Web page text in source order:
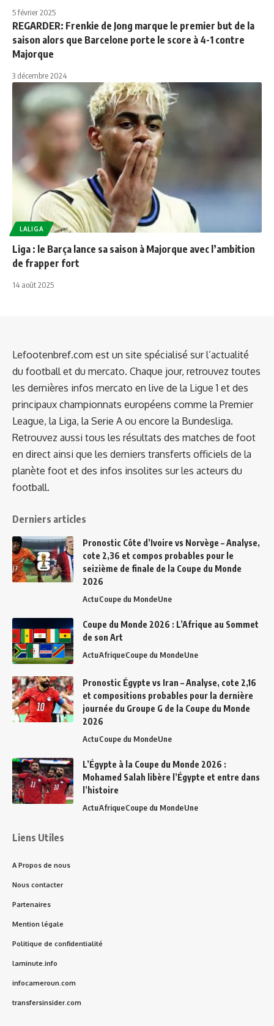
5 février 2025
REGARDER: Frenkie de Jong marque le premier but de la
saison alors que Barcelone porte le score à 4-1 contre
Majorque
3 décembre 2024
LALIGA
Liga : le Barça lance sa saison à Majorque avec l’ambition
de frapper fort
14 août 2025
Lefootenbref.com est un site spécialisé sur l’actualité
du football et du mercato. Chaque jour, retrouvez toutes
les dernières infos mercato en live de la Ligue 1 et des
principaux championnats européens comme la Premier
League, la Liga, la Serie A ou encore la Bundesliga.
Retrouvez aussi tous les résultats des matches de foot
en direct ainsi que les derniers transferts officiels de la
planète foot et des infos insolites sur les acteurs du
football.
Derniers articles
Pronostic Côte d’Ivoire vs Norvège – Analyse,
cote 2,36 et compos probables pour le
seizième de finale de la Coupe du Monde
2026
ActuCoupe du MondeUne
Coupe du Monde 2026 : L’Afrique au Sommet
de son Art
ActuAfriqueCoupe du MondeUne
Pronostic Égypte vs Iran – Analyse, cote 2,16
et compositions probables pour la dernière
journée du Groupe G de la Coupe du Monde
2026
ActuCoupe du MondeUne
L’Égypte à la Coupe du Monde 2026 :
Mohamed Salah libère l’Égypte et entre dans
l’histoire
ActuAfriqueCoupe du MondeUne
Liens Utiles
A Propos de nous
Nous contacter
Partenaires
Mention légale
Politique de confidentialité
laminute.info
infocameroun.com
transfersinsider.com